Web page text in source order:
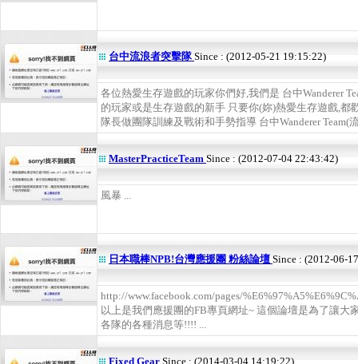
台中流浪者突擊隊Since : (2012-05-21 19:15:22)
各位熱愛生存遊戲的玩家你們好,我們是 台中Wanderer
的玩家或是生存遊戲的新手 只要你(妳)熱愛生存遊戲,
隊長做團隊訓練及戰術和手勢指導 台中Wanderer Team(
MasterPracticeTeam Since : (2012-07-04 22:43:42)
風暴 ...
日本職棒NPB!台灣應援團 粉絲論壇 Since : (2012-06-
http://www.facebook.com/pages/
以上是我們應援團的FB專頁網址~ 這個論壇是為了讓
各隊的各種消息等!!!! ...
Fixed Gear Since : (2014-03-04 14:19:22)